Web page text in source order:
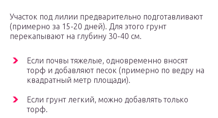
Участок под лилии предварительно подготавливают
(примерно за 15-20 дней). Для этого грунт
перекапывают на глубину 30-40 см.
Если почвы тяжелые, одновременно вносят
торф и добавляют песок (примерно по ведру на
квадратный метр площади).
Если грунт легкий, можно добавлять только
торф.